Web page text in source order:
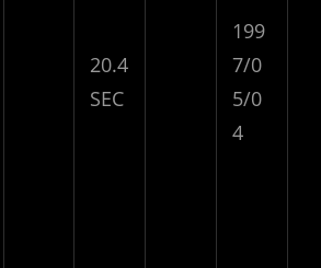
20.4
SEC
199
7/0
5/0
4